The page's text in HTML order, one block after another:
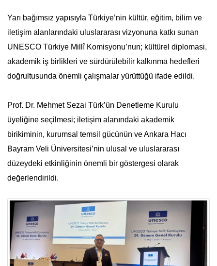
Yarı bağımsız yapısıyla Türkiye’nin kültür, eğitim, bilim ve
iletişim alanlarındaki uluslararası vizyonuna katkı sunan
UNESCO Türkiye Millî Komisyonu’nun; kültürel diplomasi,
akademik iş birlikleri ve sürdürülebilir kalkınma hedefleri
doğrultusunda önemli çalışmalar yürüttüğü ifade edildi.
Prof. Dr. Mehmet Sezai Türk’ün Denetleme Kurulu
üyeliğine seçilmesi; iletişim alanındaki akademik
birikiminin, kurumsal temsil gücünün ve Ankara Hacı
Bayram Veli Üniversitesi’nin ulusal ve uluslararası
düzeydeki etkinliğinin önemli bir göstergesi olarak
değerlendirildi.